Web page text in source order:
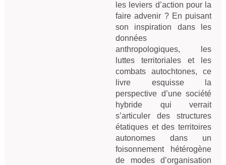
les leviers d’action pour la
faire advenir ? En puisant
son inspiration dans les
données
anthropologiques, les
luttes territoriales et les
combats autochtones, ce
livre esquisse la
perspective d’une société
hybride qui verrait
s’articuler des structures
étatiques et des territoires
autonomes dans un
foisonnement hétérogène
de modes d’organisation